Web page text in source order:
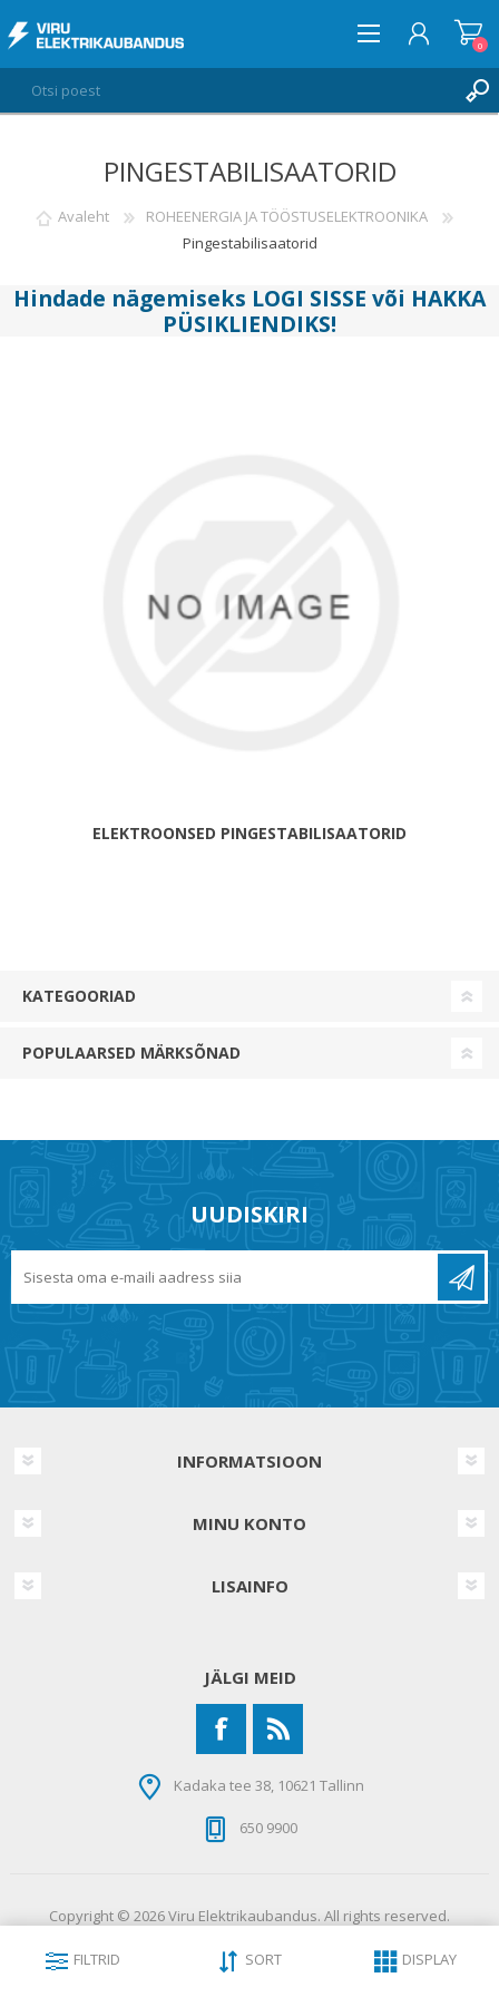
LOGI SISSE
SOOVIKORV 0
0
PINGESTABILISAATORID
Avaleht
ROHEENERGIA JA TÖÖSTUSELEKTROONIKA
Pingestabilisaatorid
Hindade nägemiseks LOGI SISSE või HAKKA
PÜSIKLIENDIKS!
ELEKTROONSED PINGESTABILISAATORID
KATEGOORIAD
POPULAARSED MÄRKSÕNAD
UUDISKIRI
INFORMATSIOON
MINU KONTO
LISAINFO
JÄLGI MEID
Kadaka tee 38, 10621 Tallinn
650 9900
Copyright © 2026 Viru Elektrikaubandus. All rights reserved.
FILTRID SORT DISPLAY